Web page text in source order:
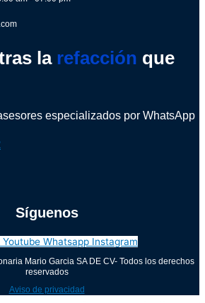
la refacción que
especializados por WhatsApp
Síguenos
Youtube Whatsapp Instagram
Mario Garcia SA DE CV- Todos los derechos
reservados
Aviso de privacidad